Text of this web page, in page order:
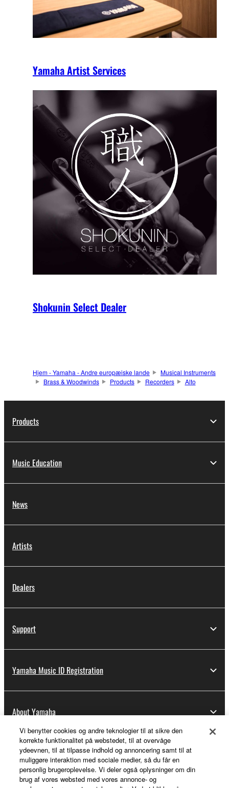
Yamaha Artist Services
Shokunin Select Dealer
Hjem - Yamaha - Andre europæiske lande
Musical Instruments
Brass & Woodwinds
Products Recorders Alto
Products
Music Education
News
Artists
Dealers
Support
Yamaha Music ID Registration
About Yamaha
Danmark - English
Business
Vi benytter cookies og andre teknologier til at sikre den
korrekte funktionalitet på webstedet, til at overvåge
ydeevnen, til at tilpasse indhold og annoncering samt til at
muliggøre interaktion med sociale medier, så du får en
personlig brugeroplevelse. Vi deler også oplysninger om din
brug af vores websted med vores annonce- og